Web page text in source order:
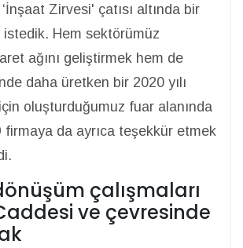
Zirvesi' çatısı altında bir
Hem sektörümüz
ağını geliştirmek hem de
daha üretken bir 2020 yılı
oluşturduğumuz fuar alanında
da ayrıca teşekkür etmek
çalışmaları
ve çevresinde